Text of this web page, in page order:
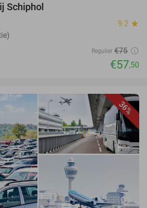
Schiphol
9.2 star
Regulier €75
€57,50
36%
favorite_border